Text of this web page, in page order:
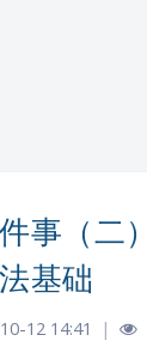
事（
法基础
12 14:41 |